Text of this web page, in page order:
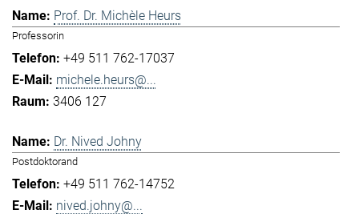
Prof. Dr. Michèle Heurs
Professorin
+49 511 762-17037
michele.heurs@...
3406 127
Dr. Nived Johny
Postdoktorand
+49 511 762-14752
nived.johny@...